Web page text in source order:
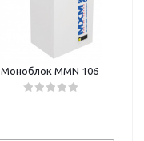
Моноблок MMN 106